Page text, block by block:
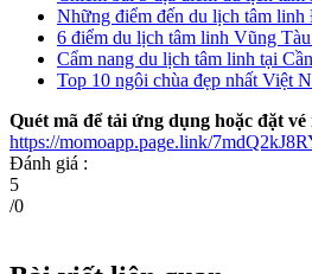
Những điểm đến du lịch tâm linh
6 điểm du lịch tâm linh Vũng
Cẩm nang du lịch tâm linh tại
Top 10 ngôi chùa đẹp nhất Việt
Quét mã để tải ứng dụng hoặc đặt
https://momoapp.page.link/
Đánh giá :
5
/0